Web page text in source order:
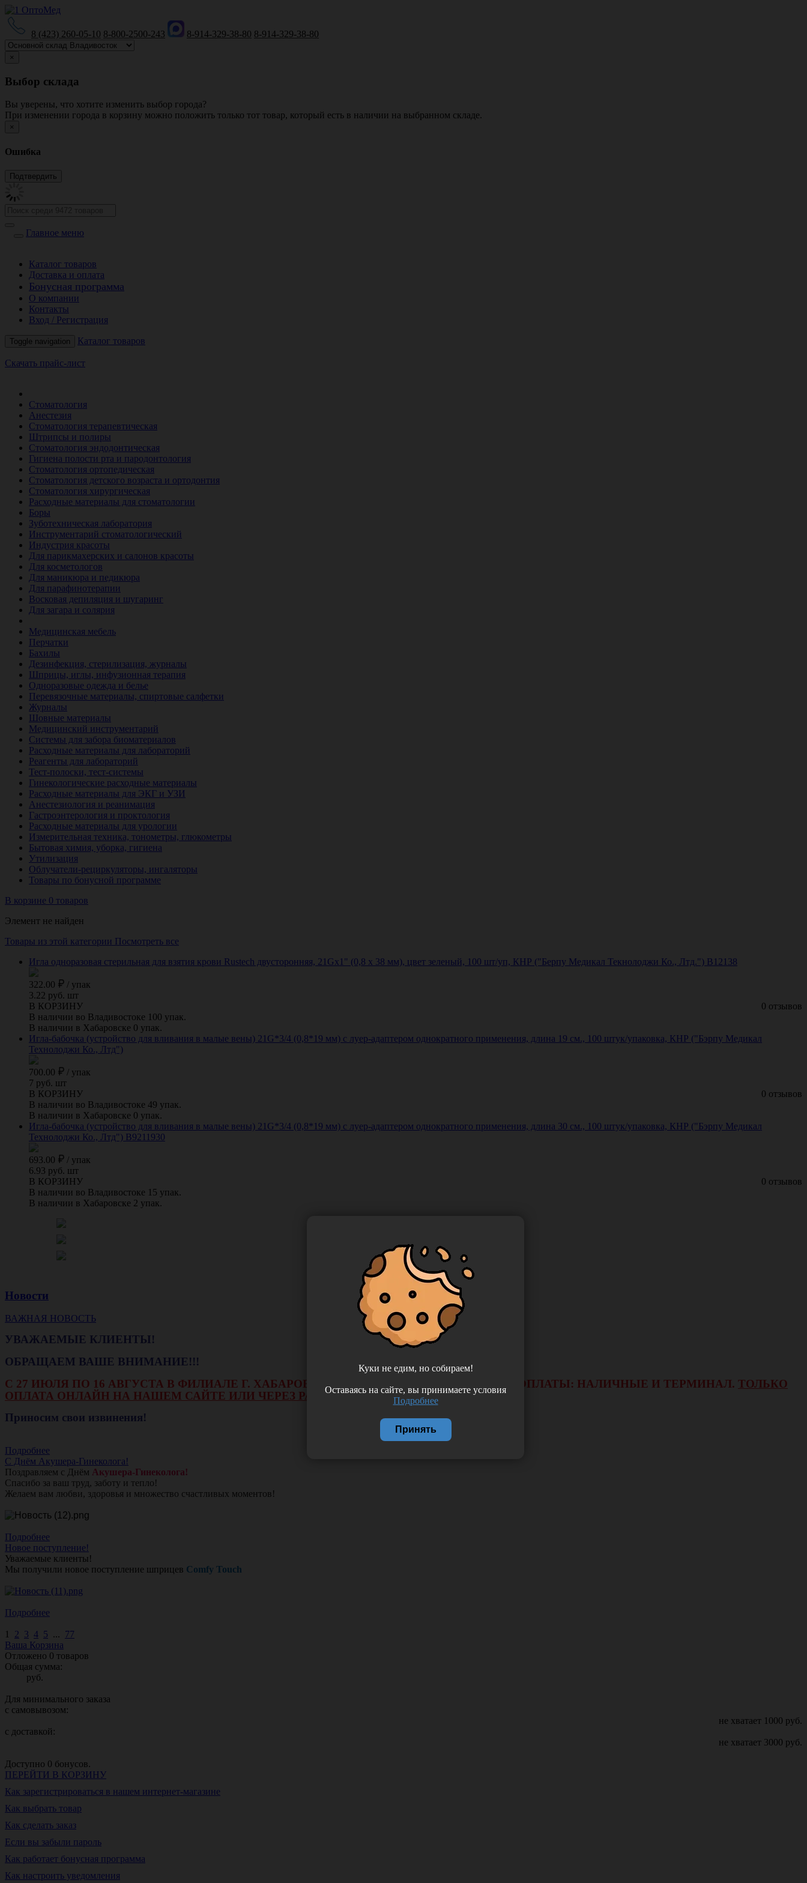
8 (423) 260-05-10 8-800-2500-243 8-914-329-38-80 8-914-329-38-80
×
Выбор склада
Вы уверены, что хотите изменить выбор города?
При изменении города в корзину можно положить только тот товар, который есть в наличии на выбранном складе.
×
Ошибка
Главное меню
Каталог товаров
Доставка и оплата
Бонусная программа
О компании
Контакты
Вход / Регистрация
Toggle navigation Каталог товаров
Скачать прайс-лист
Стоматология
Анестезия
Стоматология терапевтическая
Штрипсы и полиры
Стоматология эндодонтическая
Гигиена полости рта и пародонтология
Стоматология ортопедическая
Стоматология детского возраста и ортодонтия
Стоматология хирургическая
Расходные материалы для стоматологии
Боры
Зуботехническая лаборатория
Инструментарий стоматологический
Индустрия красоты
Для парикмахерских и салонов красоты
Для косметологов
Для маникюра и педикюра
Для парафинотерапии
Восковая депиляция и шугаринг
Для загара и солярия
Медицинская мебель
Перчатки
Бахилы
Дезинфекция, стерилизация, журналы
Шприцы, иглы, инфузионная терапия
Одноразовые одежда и белье
Перевязочные материалы, спиртовые салфетки
Журналы
Шовные материалы
Медицинский инструментарий
Системы для забора биоматериалов
Расходные материалы для лабораторий
Реагенты для лабораторий
Тест-полоски, тест-системы
Гинекологические расходные материалы
Расходные материалы для ЭКГ и УЗИ
Анестезиология и реанимация
Гастроэнтерология и проктология
Расходные материалы для урологии
Измерительная техника, тонометры, глюкометры
Бытовая химия, уборка, гигиена
Утилизация
Облучатели-рециркуляторы, ингаляторы
Товары по бонусной программе
В корзине 0 товаров
Элемент не найден
Товары из этой категории Посмотреть все
Игла одноразовая стерильная для взятия крови Rustech двусторонняя, 21Gх1" (0,8 х 38 мм), цвет зеленый, 100 шт/уп, КНР ("Берпу Медикал Текнолоджи Ко., Лтд.") B12138
322.00 / упак
3.22 руб. шт
0 отзывов
В КОРЗИНУ
В наличии во Владивостоке 100 упак.
В наличии в Хабаровске 0 упак.
Игла-бабочка (устройство для вливания в малые вены) 21G*3/4 (0,8*19 мм) с луер-адаптером однократного применения, длина 19 см., 100 штук/упаковка, КНР ("Бэрпу Медикал
Технолоджи Ко., Лтд")
700.00 / упак
7 руб. шт
0 отзывов
В КОРЗИНУ
В наличии во Владивостоке 49 упак.
В наличии в Хабаровске 0 упак.
Игла-бабочка (устройство для вливания в малые вены) 21G*3/4 (0,8*19 мм) с луер-адаптером однократного применения, длина 30 см., 100 штук/упаковка, КНР ("Бэрпу Медикал
Технолоджи Ко., Лтд") B9211930
693.00 / упак
6.93 руб. шт
0 отзывов
В КОРЗИНУ
В наличии во Владивостоке 15 упак.
В наличии в Хабаровске 2 упак.
Новости
ВАЖНАЯ НОВОСТЬ
УВАЖАЕМЫЕ КЛИЕНТЫ!
ОБРАЩАЕМ ВАШЕ ВНИМАНИЕ!!!
С 27 ИЮЛЯ ПО 16 АВГУСТА В ФИЛИАЛЕ Г. ХАБАРОВСКА НЕ БУДЕТ ДЕЙСТВОВАТЬ ВИД ОПЛАТЫ: НАЛИЧНЫЕ И ТЕРМИНАЛ. ТОЛЬКО
ОПЛАТА ОНЛАЙН НА НАШЕМ САЙТЕ ИЛИ ЧЕРЕЗ РАСЧЕТНЫЙ СЧЕТ.
Приносим свои извинения!
Подробнее
С Днём Акушера-Гинеколога!
Поздравляем с Днём Акушера-Гинеколога!
Спасибо за ваш труд, заботу и тепло!
Желаем вам любви, здоровья и множество счастливых моментов!
Подробнее
Новое поступление!
Уважаемые клиенты!
Мы получили новое поступление шприцев Comfy Touch
Подробнее
1 2 3 4 5 ... 77
Ваша Корзина
Отложено 0 товаров
Общая сумма:
руб.
Для минимального заказа
с самовывозом:
не хватает 1000 руб.
с доставкой:
не хватает 3000 руб.
Доступно 0 бонусов.
ПЕРЕЙТИ В КОРЗИНУ
Как зарегистрироваться в нашем интернет-магазине
Как выбрать товар
Как сделать заказ
Если вы забыли пароль
Как работает бонусная программа
Как настроить уведомления
Куки не едим, но собираем!
Оставаясь на сайте, вы принимаете условия
Подробнее
Принять